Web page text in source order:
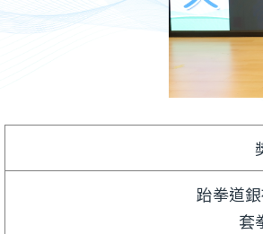
跆拳道
套